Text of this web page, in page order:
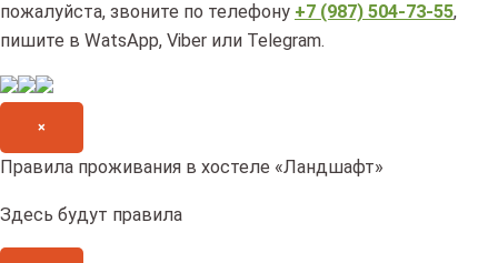
пожалуйста, звоните по телефону +7 (987) 504-73-55,
пишите в WatsApp, Viber или Telegram.
×
Правила проживания в хостеле «Ландшафт»
Здесь будут правила